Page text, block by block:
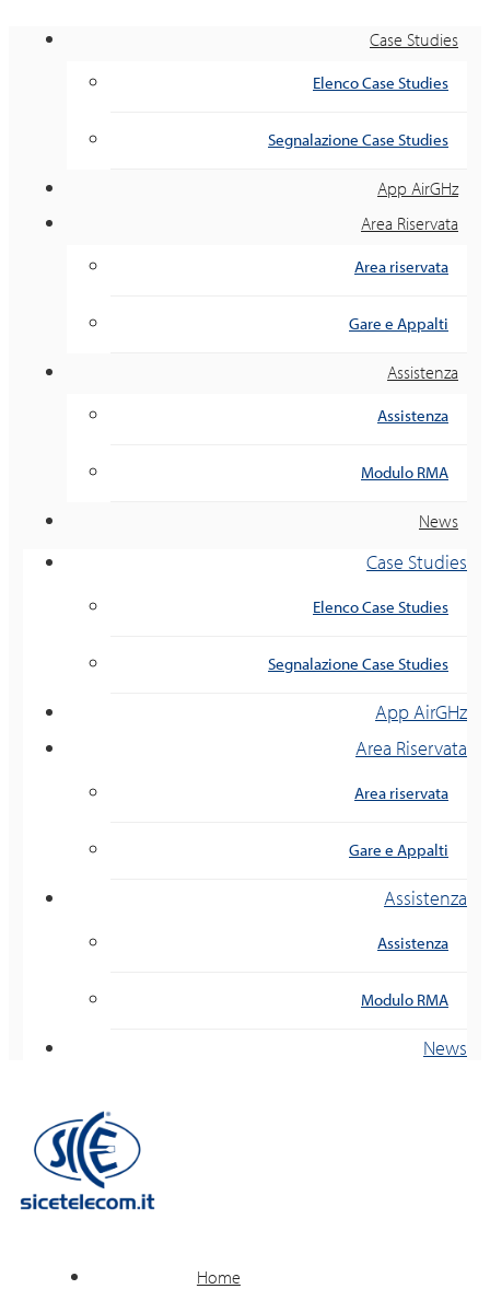
Case Studies
Elenco Case Studies
Segnalazione Case Studies
App AirGHz
Area Riservata
Area riservata
Gare e Appalti
Assistenza
Assistenza
Modulo RMA
News
Case Studies
Elenco Case Studies
Segnalazione Case Studies
App AirGHz
Area Riservata
Area riservata
Gare e Appalti
Assistenza
Assistenza
Modulo RMA
News
Home